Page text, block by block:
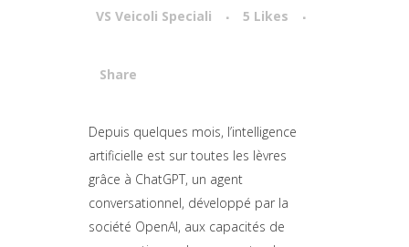
VS Veicoli Speciali 5 Likes
Share
Attiva comando
Depuis quelques mois, l’intelligence
artificielle est sur toutes les lèvres
grâce à ChatGPT, un agent
conversationnel, développé par la
société OpenAI, aux capacités de